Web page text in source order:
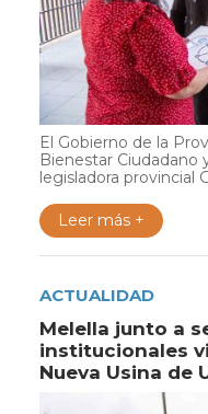
El Gobierno de la
Bienestar Ciudadano
legisladora provincial
Leer más +
ACTUALIDAD
Melella junto a
institucionales
Nueva Usina de